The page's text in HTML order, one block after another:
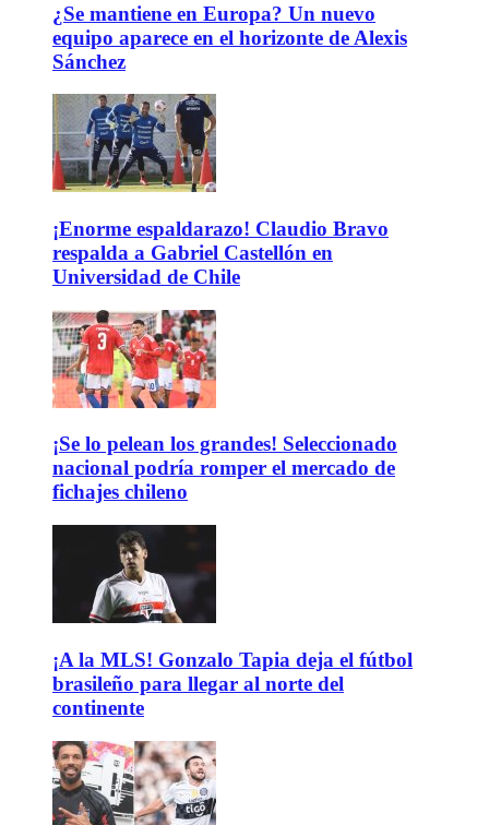
¿Se mantiene en Europa? Un nuevo
equipo aparece en el horizonte de Alexis
Sánchez
¡Enorme espaldarazo! Claudio Bravo
respalda a Gabriel Castellón en
Universidad de Chile
¡Se lo pelean los grandes! Seleccionado
nacional podría romper el mercado de
fichajes chileno
¡A la MLS! Gonzalo Tapia deja el fútbol
brasileño para llegar al norte del
continente